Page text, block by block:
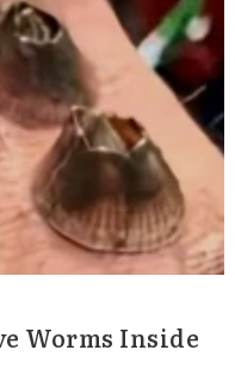
Worms Inside